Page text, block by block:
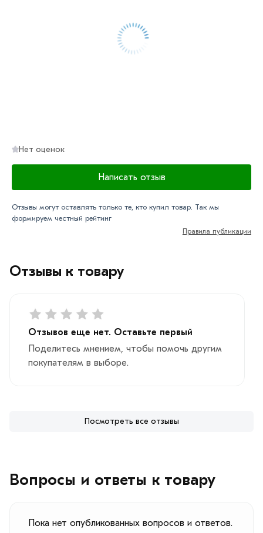
для профильных труб из категории
в интернет-магазине МЕТАЛЛ-РС
соответствует всем стандартам качества. Возврат
Отзывы к товару
Отзывов еще нет. Оставьте первый
Поделитесь мнением, чтобы помочь другим
покупателям в выборе.
Посмотреть все отзывы
Нет оценок
Написать отзыв
Отзывы могут оставлять только те, кто купил товар. Так мы
формируем честный рейтинг
Правила публикации
Вопросы и ответы к товару
Пока нет опубликованных вопросов и ответов.